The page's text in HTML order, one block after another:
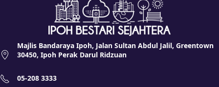
Majlis Bandaraya Ipoh, Jalan Sultan Abdul Jalil, Greentown
30450, Ipoh Perak Darul Ridzuan
05-208 3333